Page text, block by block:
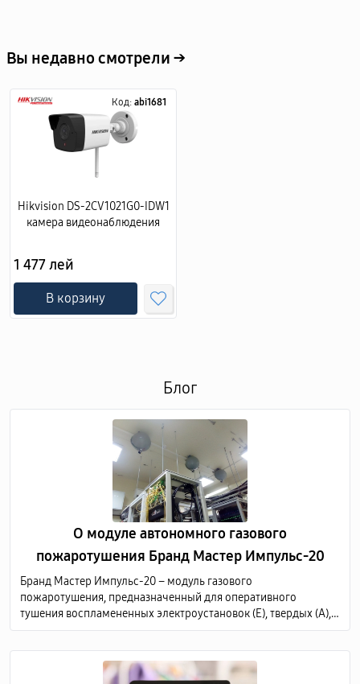
Вы недавно смотрели →
Код: abi1681
Hikvision DS-2CV1021G0-IDW1
камера видеонаблюдения
1 477 лей
В корзину
Блог
О модуле автономного газового
пожаротушения Бранд Мастер Импульс-20
Бранд Мастер Импульс-20 – модуль газового
пожаротушения, предназначенный для оперативного
тушения воспламененных электроустановок (Е), твердых (А),
жидких (В) и газообразных (С) горючих веществ по всему